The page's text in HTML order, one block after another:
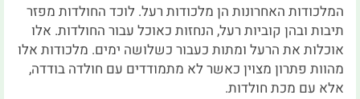
המלכודות האחרונות הן מלכודות רעל. לוכד החולדות מפזר
תיבות ובהן קוביות רעל, הנחזות כאוכל עבור החולדות. אלו
אוכלות את הרעל ומתות כעבור כשלושה ימים. מלכודות אלו
מהוות פתרון מצוין כאשר לא מתמודדים עם חולדה בודדה,
אלא עם מכת חולדות.